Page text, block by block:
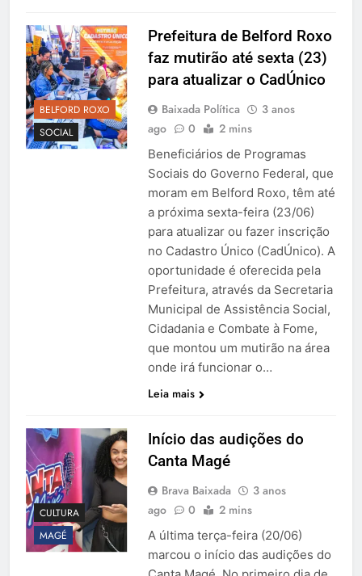
BELFORD ROXO
SOCIAL
Prefeitura de Belford Roxo
faz mutirão até sexta (23)
para atualizar o CadÚnico
Baixada Política
3 anos
ago
0 2 mins
Beneficiários de Programas
Sociais do Governo Federal, que
moram em Belford Roxo, têm até
a próxima sexta-feira (23/06)
para atualizar ou fazer inscrição
no Cadastro Único (CadÚnico). A
oportunidade é oferecida pela
Prefeitura, através da Secretaria
Municipal de Assistência Social,
Cidadania e Combate à Fome,
que montou um mutirão na área
onde irá funcionar o…
Leia mais
CULTURA
MAGÉ
Início das audições do
Canta Magé
Brava Baixada
3 anos
ago
0 2 mins
A última terça-feira (20/06)
marcou o início das audições do